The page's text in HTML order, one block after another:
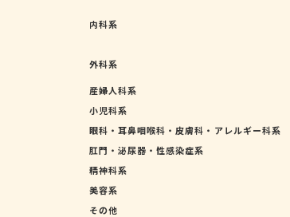
内科系
外科系
産婦人科系
小児科系
眼科・耳鼻咽喉科・皮膚科・アレルギー科系
肛門・泌尿器・性感染症系
精神科系
美容系
その他